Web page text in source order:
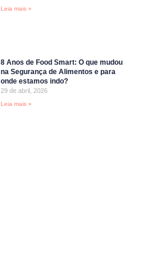
Leia mais »
8 Anos de Food Smart: O que mudou
na Segurança de Alimentos e para
onde estamos indo?
29 de abril, 2026
Leia mais »